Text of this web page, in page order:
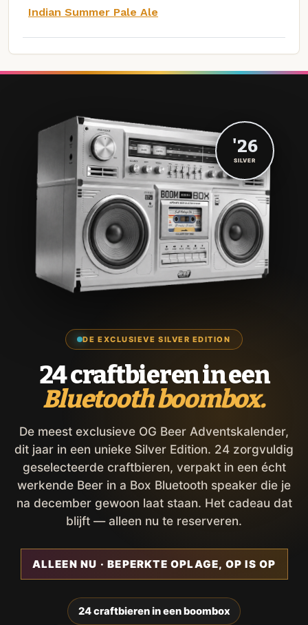
Indian Summer Pale Ale
DE EXCLUSIEVE SILVER EDITION
24 craftbieren in een
Bluetooth boombox.
De meest exclusieve OG Beer Adventskalender,
dit jaar in een unieke Silver Edition. 24 zorgvuldig
geselecteerde craftbieren, verpakt in een écht
werkende Beer in a Box Bluetooth speaker die je
na december gewoon laat staan. Het cadeau dat
blijft — alleen nu te reserveren.
ALLEEN NU · BEPERKTE OPLAGE, OP IS OP
24 craftbieren in een boombox
'26
SILVER